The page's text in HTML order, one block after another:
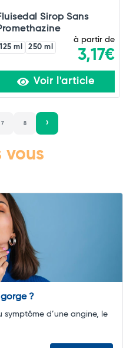
Sirop Sans
125 ml 250 ml
à partir de
3,17€
Voir l'article
7 8
vous
?
symptôme d’une angine, le